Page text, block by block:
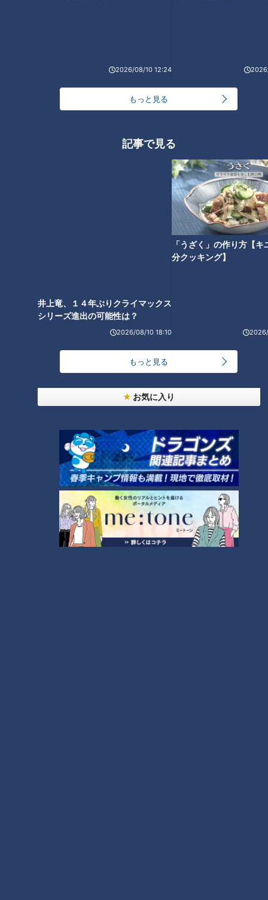
2026/08/10 12:24
もっと見る
記事で見る
2026/08/10 18:10
「うざく」の作り方【キ
分クッキング】
もっと見る
お気に入り
災害救助犬の活躍に必要な「指導手」が増えない
災害救助犬とは
こうした「じゃがいも」の奮闘もあり、現在、全国の災害救
助犬は約400頭まで増えました。
しかし、災害が起きた際にすぐに現場にかけつけることが出
来るのは、わずか15頭ほどだといいます。
その理由の一つが、お金の問題です。
災害救助犬は、自治体や消防などからの出動要請を受けて被
災地に駆けつけます。
しかし、ボランティアのため、報酬は一切なく、交通費も自
己負担です。